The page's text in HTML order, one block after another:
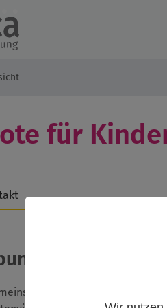
für
mit Kindern und